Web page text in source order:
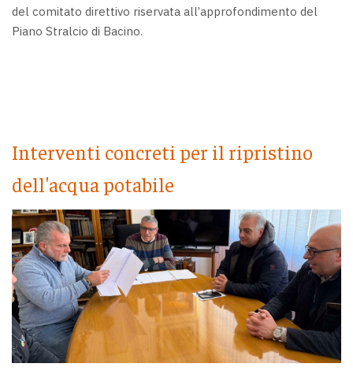
del comitato direttivo riservata all’approfondimento del
Piano Stralcio di Bacino.
Interventi concreti per il ripristino
dell'acqua potabile